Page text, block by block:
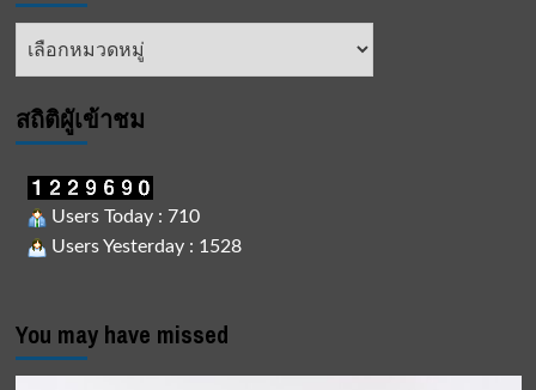
หัวข้อ
สถิติผูัเข้าชม
Users Today : 710
Users Yesterday : 1528
You may have missed